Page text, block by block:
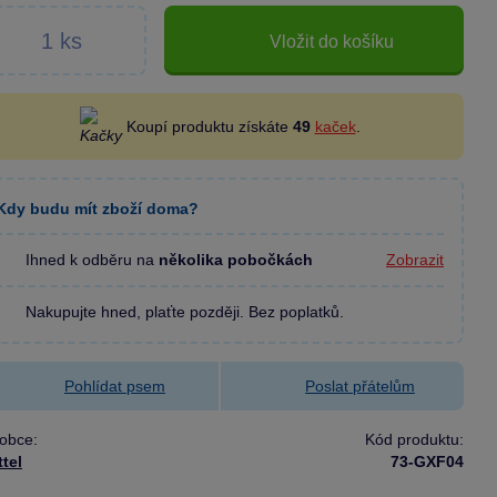
Vložit do košíku
Koupí produktu získáte 49 kaček.
budu mít zboží doma?
Ihned k odběru na několika pobočkách Zobrazit
Nakupujte hned, plaťte později. Bez poplatků.
Pohlídat psem Poslat přátelům
Kód produktu:
73-GXF04